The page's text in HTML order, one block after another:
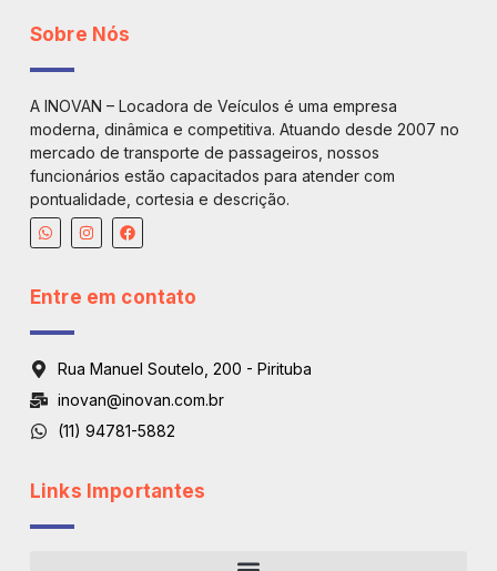
Sobre Nós
A INOVAN – Locadora de Veículos é uma empresa
moderna, dinâmica e competitiva. Atuando desde 2007 no
mercado de transporte de passageiros, nossos
funcionários estão capacitados para atender com
pontualidade, cortesia e descrição.
Entre em contato
Rua Manuel Soutelo, 200 - Pirituba
inovan@inovan.com.br
(11) 94781-5882
Links Importantes